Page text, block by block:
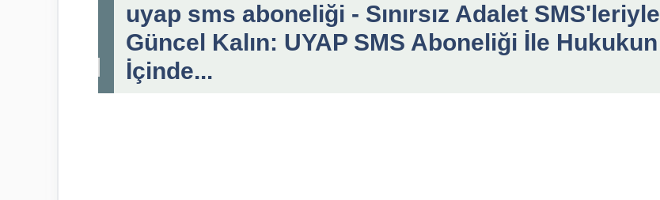
uyap sms aboneliği - Sınırsız Adalet SMS'leriyle
Güncel Kalın: UYAP SMS Aboneliği İle Hukukun
İçinde...